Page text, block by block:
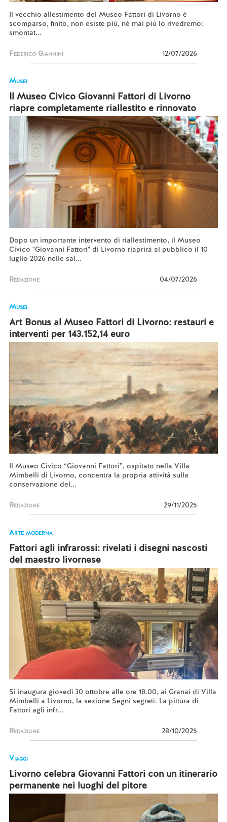
Il vecchio allestimento del Museo Fattori di Livorno è
scomparso, finito, non esiste più, né mai più lo rivedremo:
smontat...
Federico Giannini 12/07/2026
Musei
Il Museo Civico Giovanni Fattori di Livorno
riapre completamente riallestito e rinnovato
Dopo un importante intervento di riallestimento, il Museo
Civico "Giovanni Fattori" di Livorno riaprirà al pubblico il 10
luglio 2026 nelle sal...
Redazione 04/07/2026
Musei
Art Bonus al Museo Fattori di Livorno: restauri e
interventi per 143.152,14 euro
Il Museo Civico “Giovanni Fattori”, ospitato nella Villa
Mimbelli di Livorno, concentra la propria attività sulla
conservazione del...
Redazione 29/11/2025
Arte moderna
Fattori agli infrarossi: rivelati i disegni nascosti
del maestro livornese
Si inaugura giovedì 30 ottobre alle ore 18.00, ai Granai di Villa
Mimbelli a Livorno, la sezione Segni segreti. La pittura di
Fattori agli infr...
Redazione 28/10/2025
Viaggi
Livorno celebra Giovanni Fattori con un itinerario
permanente nei luoghi del pitore